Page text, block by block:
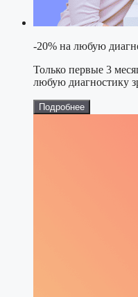
-20% на любую
Только первые 3
любую диагностику
Подробнее